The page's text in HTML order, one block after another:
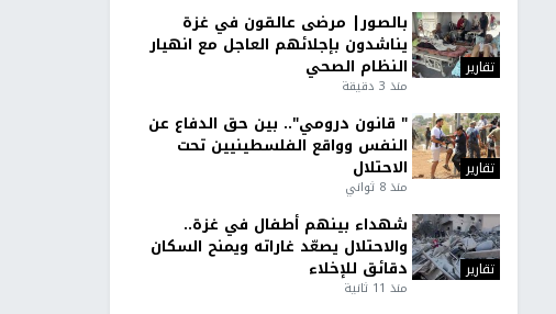
تقارير
بالصور| مرضى عالقون في غزة
يناشدون بإجلائهم العاجل مع انهيار
النظام الصحي
منذ 3 دقيقة
تقارير
" قانون درومي".. بين حق الدفاع عن
النفس وواقع الفلسطينيين تحت
الاحتلال
منذ 8 ثواني
تقارير
شهداء بينهم أطفال في غزة..
والاحتلال يصعّد غاراته ويمنح السكان
دقائق للإخلاء
منذ 11 ثانية